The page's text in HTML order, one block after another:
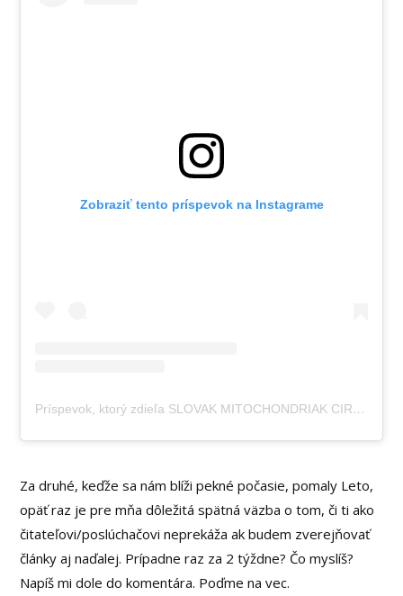
Zobraziť tento príspevok na Instagrame
Príspevok, ktorý zdieľa SLOVAK MITOCHONDRIAK CIRKADIAN (@jaroslavlachky)
Za druhé, keďže sa nám blíži pekné počasie, pomaly Leto,
opäť raz je pre mňa dôležitá spätná väzba o tom, či ti ako
čitateľovi/poslúchačovi neprekáža ak budem zverejňovať
články aj naďalej. Prípadne raz za 2 týždne? Čo myslíš?
Napíš mi dole do komentára. Poďme na vec.